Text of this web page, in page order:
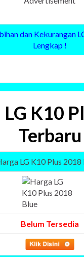
dan Kekurangan
Lengkap !
K10
Terbaru
LG K10 Plus 2018
Belum Tersedia